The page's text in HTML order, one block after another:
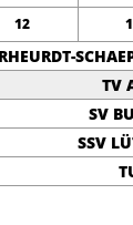
12
TV
SV
SSV